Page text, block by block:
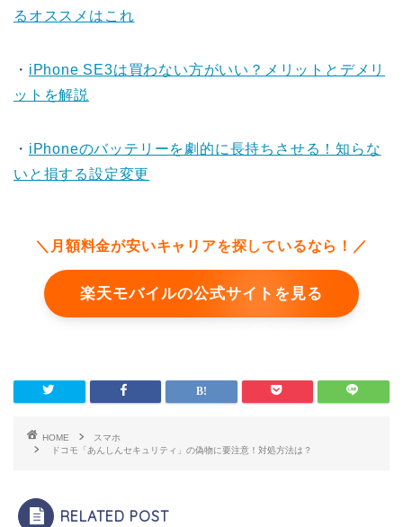
るオススメはこれ
・ iPhone SE3は買わない方がいい？メリットとデメリ
ットを解説
・ iPhoneのバッテリーを劇的に長持ちさせる！知らな
いと損する設定変更
＼月額料金が安いキャリアを探しているなら！／
楽天モバイルの公式サイトを見る
HOME
スマホ
ドコモ「あんしんセキュリティ」の偽物に要注意！対処方法は？
RELATED POST